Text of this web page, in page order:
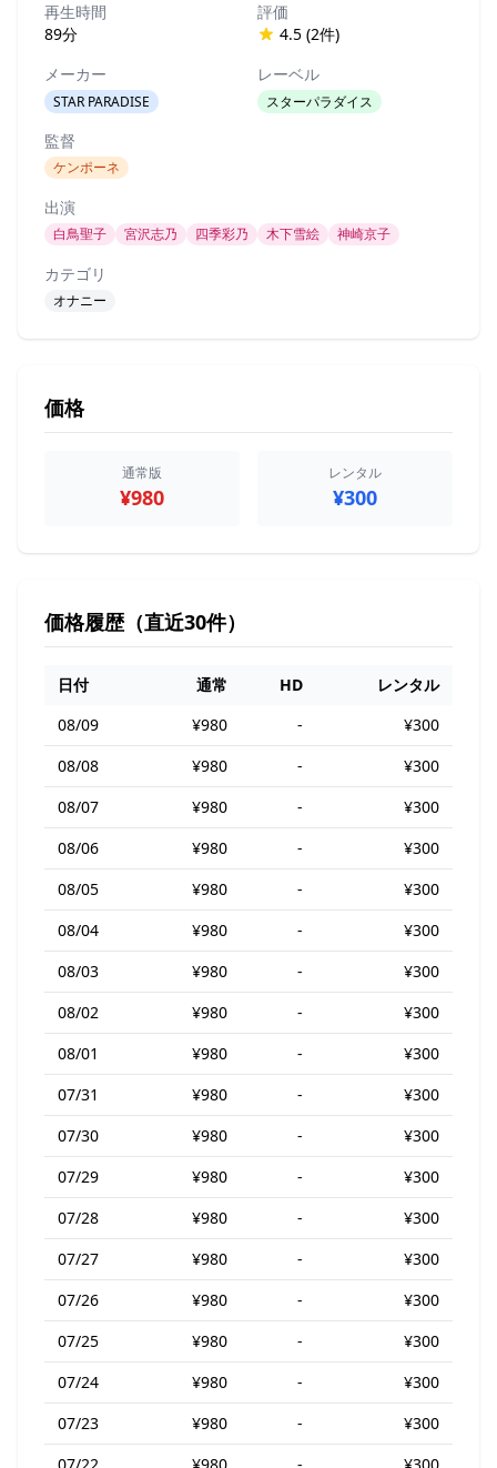
再生時間
89分
評価
4.5 (2件)
メーカー
STAR PARADISE
レーベル
スターパラダイス
監督
ケンポーネ
出演
白鳥聖子 宮沢志乃 四季彩乃 木下雪絵 神崎京子
カテゴリ
オナニー
価格
通常版
¥980
レンタル
¥300
価格履歴（直近30件）
日付 通常 HD
レンタル
08/09
¥980 -
¥300
08/08
¥980 -
¥300
08/07
¥980 -
¥300
08/06
¥980 -
¥300
08/05
¥980 -
¥300
08/04
¥980 -
¥300
08/03
¥980 -
¥300
08/02
¥980 -
¥300
08/01
¥980 -
¥300
07/31
¥980 -
¥300
07/30
¥980 -
¥300
07/29
¥980 -
¥300
07/28
¥980 -
¥300
07/27
¥980 -
¥300
07/26
¥980 -
¥300
07/25
¥980 -
¥300
07/24
¥980 -
¥300
07/23
¥980 -
¥300